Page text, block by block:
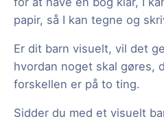
papir, så I kan tegne og
Er dit barn visuelt, vil det
hvordan noget skal gøres,
forskellen er på to ting.
Sidder du med et visuelt